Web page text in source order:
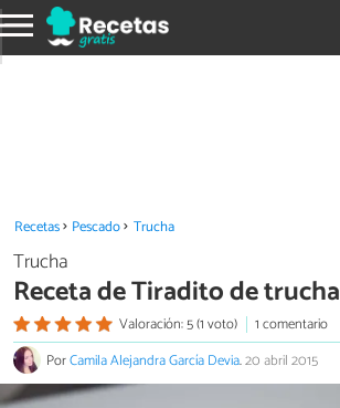
Recetas Pescado Trucha
Trucha
Receta de Tiradito de trucha
Valoración: 5 (1 voto)
1 comentario
PorCamila Alejandra García Devia.20 abril 2015